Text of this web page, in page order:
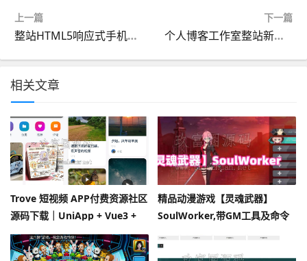
上一篇
整站HTML5响应式手机自适应企业公司产品展示作品文章新闻图片网站帝国CMS模版
下一篇
个人博客工作室整站新闻资讯视频收费播放下载响应式HTML5帝国CMS模版
相关文章
Trove 短视频 APP付费资源社区
源码下载｜UniApp + Vue3 +
RuleApiV2｜支持 AI 大模型
精品动漫游戏【灵魂武器】
SoulWorker,带GM工具及命令